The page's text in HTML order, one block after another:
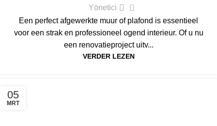
Yönetici 0
Een perfect afgewerkte muur of plafond is essentieel
voor een strak en professioneel ogend interieur. Of u nu
een renovatieproject uitv...
VERDER LEZEN
05
MRT